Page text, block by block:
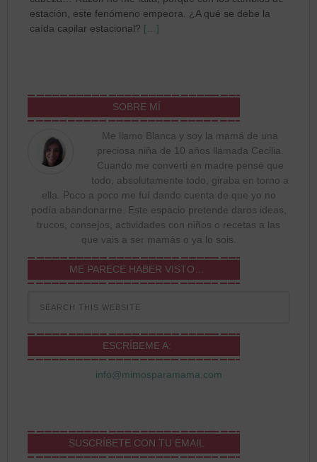
estación, este fenómeno empeora. ¿A qué se debe la
caída capilar estacional? […]
SOBRE MÍ
Me llamo Blanca y soy la mamá de una
preciosa niña de 10 años llamada Cecilia.
Cuando me converti en madre pensé que
todo, absolutamente todo, giraba en torno a
ella. Poco a poco me fuí dando cuenta de que yo no
podía abandonarme. Este espacio pretende daros ideas,
trucos, consejos, actividades con niños o recetas a las
que vais a ser mamás o ya lo sois.
ME PARECE HABER VISTO…
ESCRÍBEME A:
info@mimosparamama.com
SUSCRÍBETE CON TU EMAIL